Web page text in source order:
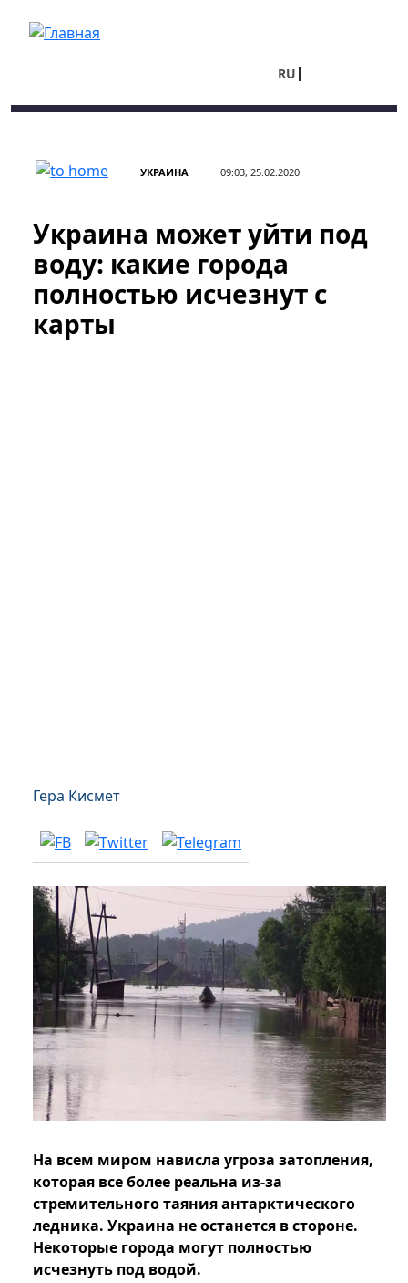
RU
УКРАИНА 09:03, 25.02.2020
Украина может уйти под
воду: какие города
полностью исчезнут с
карты
Гера Кисмет
На всем миром нависла угроза затопления,
которая все более реальна из-за
стремительного таяния антарктического
ледника. Украина не останется в стороне.
Некоторые города могут полностью
исчезнуть под водой.